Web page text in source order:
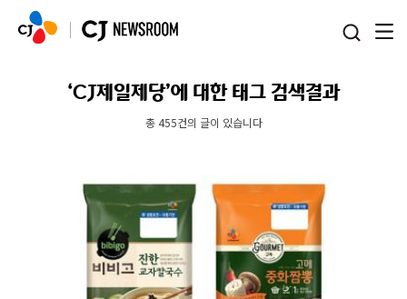
‘CJ제일제당’에 대한 태그 검색결과
총 455건의 글이 있습니다